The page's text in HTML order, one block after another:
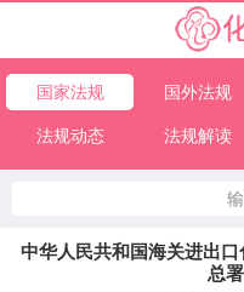
国家法规 国外法规
法规动态
法规解读
中华人民共和国海关进出
总